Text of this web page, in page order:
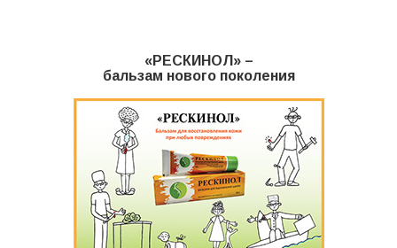
Мульты
Отзывы
Контакты
«РЕСКИНОЛ» –
бальзам нового поколения